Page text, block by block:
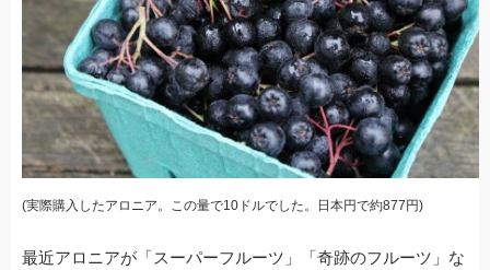
(実際購入したアロニア。この量で10ドルでした。日本円で約877円)
最近アロニアが「スーパーフルーツ」「奇跡のフルーツ」な